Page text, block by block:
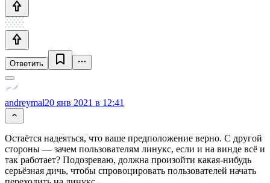
Ответить
andreymal20 янв 2021 в 12:41
Остаётся надеяться, что ваше предположение верно. С другой
стороны — зачем пользователям линукс, если и на винде всё и
так работает? Подозреваю, должна произойти какая-нибудь
серьёзная дичь, чтобы спровоцировать пользователей начать